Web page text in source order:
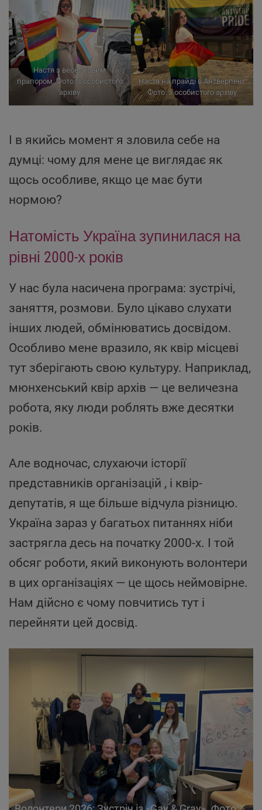
Настя з веселковим
прапором. Фото: з особистого
архіву
Настя на прайді в Антверпені.
Фото: з особистого архіву
І в якийсь момент я зловила себе на
думці: чому для мене це виглядає як
щось особливе, якщо це має бути
нормою?
Натомість Україна зупинилася на
рівні 2000-х років
У нас була насичена програма: зустрічі,
заняття, розмови. Було цікаво слухати
інших людей, обмінюватись досвідом.
Особливо мене вразило, як квір місцеві
тут зберігають свою культуру. Наприклад,
мюнхенський квір архів — це величезна
робота, яку люди роблять вже десятки
років.
Але водночас, слухаючи історії
представників організацій , і квір-
депутатів, я ще більше відчула різницю.
Україна зараз у багатьох питаннях ніби
застрягла десь на початку 2000-х. І той
обсяг роботи, який виконують волонтери
в цих організаціях — це щось неймовірне.
Нам дійсно є чому повчитись тут і
перейняти цей досвід.